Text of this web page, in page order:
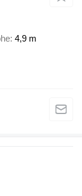
4,9 m